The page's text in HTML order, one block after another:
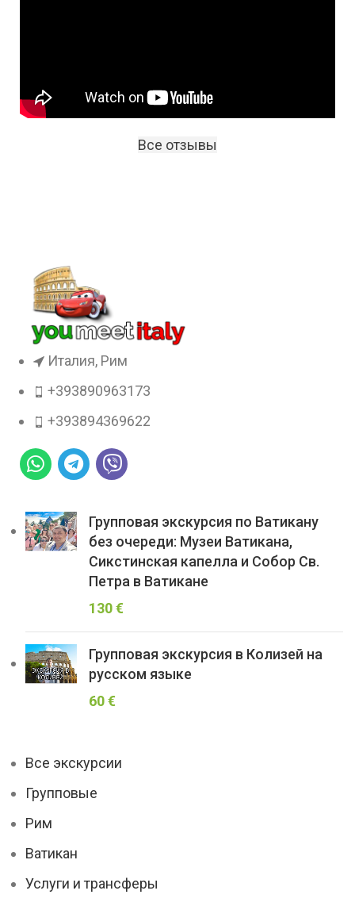
Все отзывы
Италия, Рим
+393890963173
+393894369622
Групповая экскурсия по Ватикану
без очереди: Музеи Ватикана,
Сикстинская капелла и Собор Св.
Петра в Ватикане
130€
Групповая экскурсия в Колизей на
русском языке
60€
Все экскурсии
Групповые
Рим
Ватикан
Услуги и трансферы